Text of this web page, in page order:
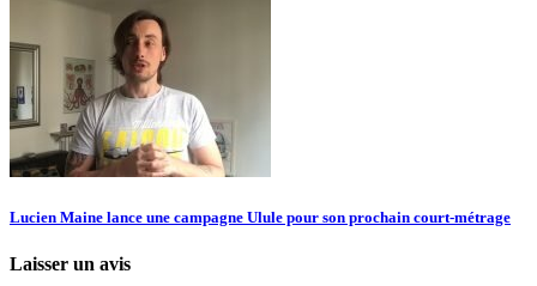
Lucien Maine lance une campagne Ulule pour son prochain court-métrage
Laisser un avis